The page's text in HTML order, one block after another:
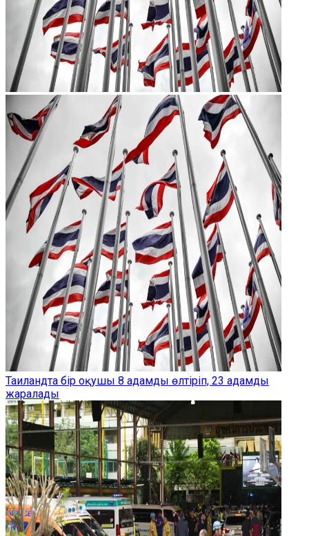
Таиландта бір оқушы 8 адамды өлтіріп, 23 адамды
жаралады